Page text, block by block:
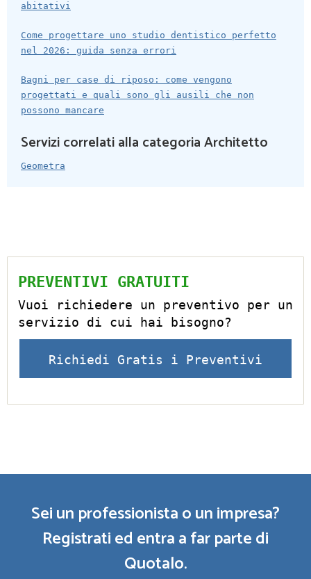
abitativi
Come progettare uno studio dentistico perfetto
nel 2026: guida senza errori
Bagni per case di riposo: come vengono
progettati e quali sono gli ausili che non
possono mancare
Servizi correlati alla categoria Architetto
Geometra
PREVENTIVI GRATUITI
Vuoi richiedere un preventivo per un
servizio di cui hai bisogno?
Richiedi Gratis i Preventivi
Sei un professionista o un impresa?
Registrati ed entra a far parte di
Quotalo.